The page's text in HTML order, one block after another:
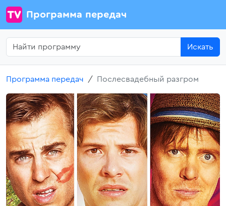
Программа передач
Искать
Программа передач Послесвадебный разгром